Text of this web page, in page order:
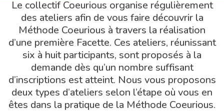
Le collectif Coeurious organise régulièrement
des ateliers afin de vous faire découvrir la
Méthode Coeurious à travers la réalisation
d’une première Facette. Ces ateliers, réunissant
six à huit participants, sont proposés à la
demande dès qu’un nombre suffisant
d’inscriptions est atteint. Nous vous proposons
deux types d’ateliers selon l’étape où vous en
êtes dans la pratique de la Méthode Coeurious.